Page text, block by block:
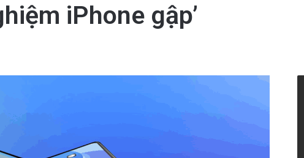
iPhone gập’